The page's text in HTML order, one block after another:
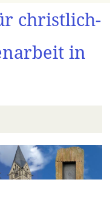
christlich-
in